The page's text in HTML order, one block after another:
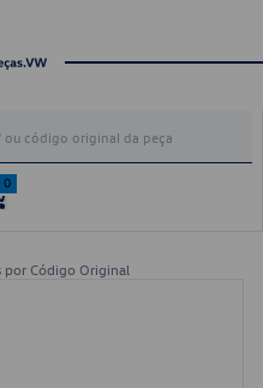
0
por Código Original